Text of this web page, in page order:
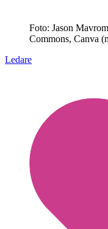
Foto: Jason
Commons, Canva
Ledare